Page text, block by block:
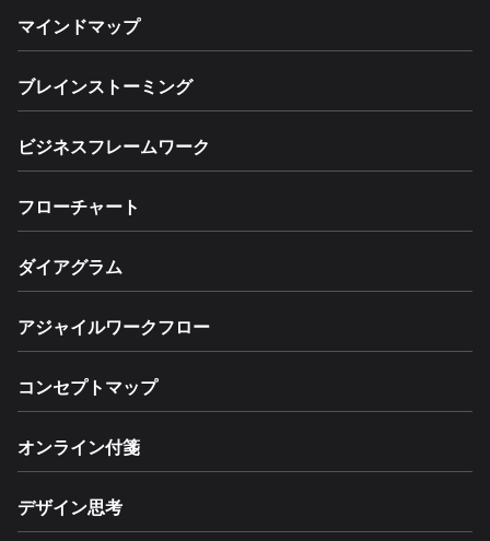
マインドマップ
ブレインストーミング
ビジネスフレームワーク
フローチャート
ダイアグラム
アジャイルワークフロー
コンセプトマップ
オンライン付箋
デザイン思考